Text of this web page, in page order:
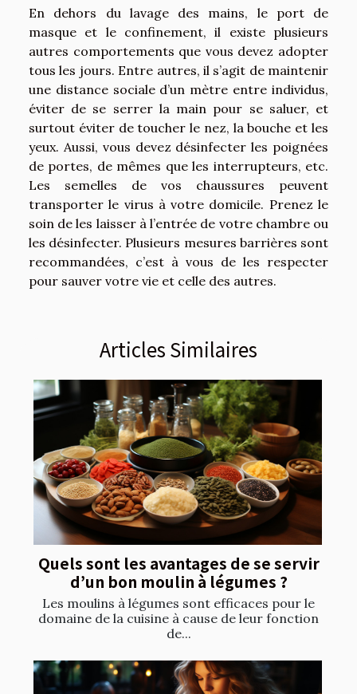
En dehors du lavage des mains, le port de
masque et le confinement, il existe plusieurs
autres comportements que vous devez adopter
tous les jours. Entre autres, il s’agit de maintenir
une distance sociale d’un mètre entre individus,
éviter de se serrer la main pour se saluer, et
surtout éviter de toucher le nez, la bouche et les
yeux. Aussi, vous devez désinfecter les poignées
de portes, de mêmes que les interrupteurs, etc.
Les semelles de vos chaussures peuvent
transporter le virus à votre domicile. Prenez le
soin de les laisser à l’entrée de votre chambre ou
les désinfecter. Plusieurs mesures barrières sont
recommandées, c’est à vous de les respecter
pour sauver votre vie et celle des autres.
Articles Similaires
Quels sont les avantages de se servir
d’un bon moulin à légumes ?
Les moulins à légumes sont efficaces pour le
domaine de la cuisine à cause de leur fonction
de...